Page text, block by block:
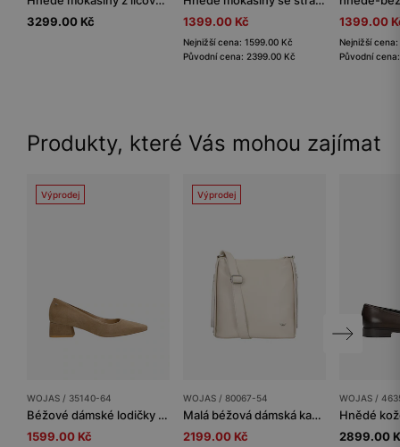
3299.00 Kč
1399.00 Kč
Nejnižší cena: 1599.00 Kč
Původní cena: 2399.00 Kč
1399.00
Nejnižší
Původní
Produkty, které Vás mohou zajímat
Výprodej
WOJAS / 35140-64
Béžové dámské lodičky na nízkém podpatku typu blok
1599.00 Kč
Výprodej
WOJAS / 80067-54
Malá béžová dámská kabelka typu crossbody
2199.00 Kč
WOJAS /
2899.00